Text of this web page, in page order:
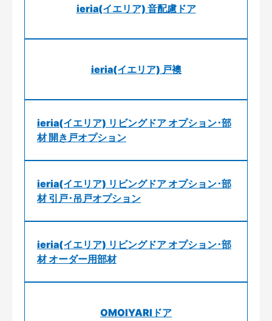
ieria(イエリア) 音配慮ドア
ieria(イエリア) 戸襖
ieria(イエリア) リビングドア オプション･部
材 開き戸オプション
ieria(イエリア) リビングドア オプション･部
材 引戸･吊戸オプション
ieria(イエリア) リビングドア オプション･部
材 オーダー用部材
OMOIYARIドア